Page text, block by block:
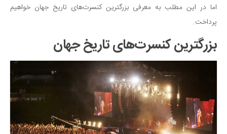
بیماری و درمان
کودک و مادر
ورزش و تندرستی
روانشناسی
مراکز پزشکی و دارویی
فرهنگ و هنر
سینما و تئاتر
تلویزیون
اما در این مطلب به معرفی بزرگترین کنسرت‌های تاریخ جهان خواهیم
پرداخت.
بزرگترین کنسرت‌های تاریخ جهان